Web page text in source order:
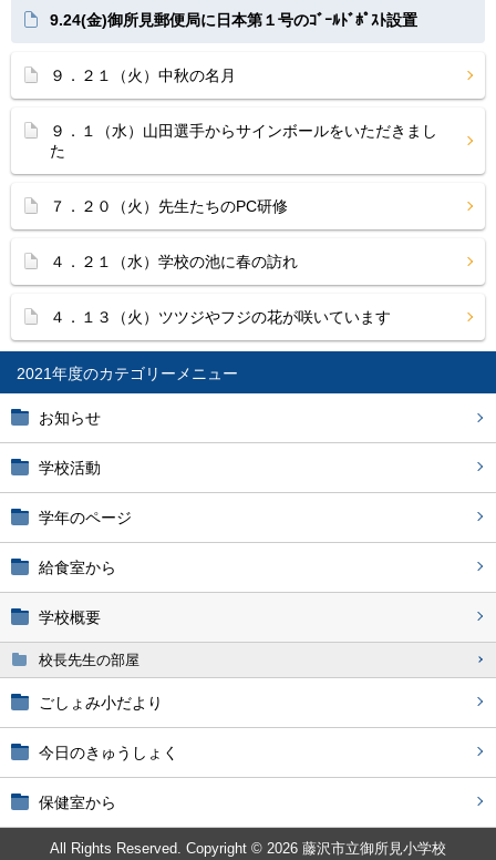
2021年度
お知らせ
学校活動
学年のページ
給食室から
学校概要
校長先生の部屋
ごしょみ小だより
今日のきゅうしょく
保健室から
9.24(金)御所見郵便局に日本第１号のｺﾞｰﾙﾄﾞﾎﾟｽﾄ設置
９．２１（火）中秋の名月
９．１（水）山田選手からサインボールをいただきまし
た
７．２０（火）先生たちのPC研修
４．２１（水）学校の池に春の訪れ
４．１３（火）ツツジやフジの花が咲いています
All Rights Reserved. Copyright © 2026 藤沢市立御所見小学校